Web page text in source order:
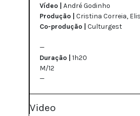
Vídeo |
André Godinho
Produção |
Cristina Correia,
Co-produção |
Culturgest
—
Duração |
1h20
M/12
—
Video